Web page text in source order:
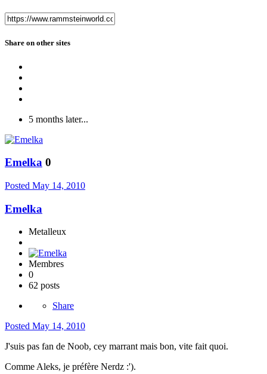
Share on other sites
5 months later...
Emelka 0
Posted May 14, 2010
Emelka
Metalleux
Membres
0
62 posts
Share
Posted May 14, 2010
J'suis pas fan de Noob, cey marrant mais bon, vite fait quoi.
Comme Aleks, je préfère Nerdz :').